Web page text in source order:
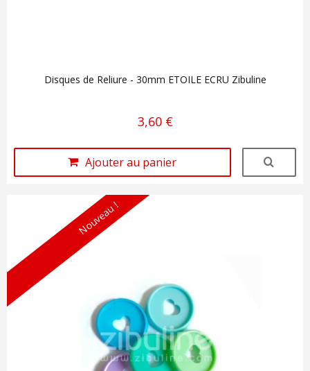
Disques de Reliure - 30mm ETOILE ECRU Zibuline
3,60 €
Ajouter au panier
Nouveau !